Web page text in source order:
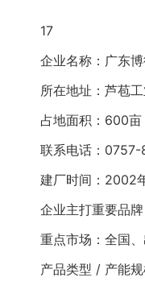
17
企业名称：广东
所在地址：芦苞
占地面积：600亩
联系电话：
建厂时间：2002
企业主打重要品
重点市场：全国
产品类型 / 产能规